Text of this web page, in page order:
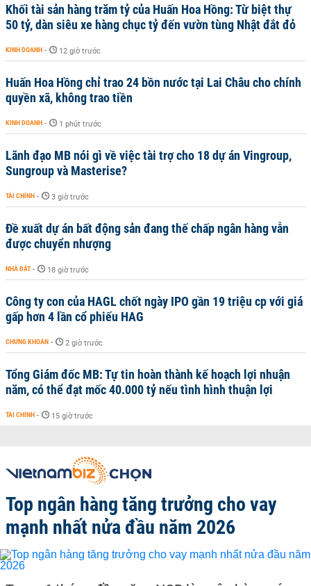
Khối tài sản hàng trăm tỷ của Huấn Hoa Hồng: Từ biệt thự
50 tỷ, dàn siêu xe hàng chục tỷ đến vườn tùng Nhật đắt đỏ
KINH DOANH - 12 giờ trước
Huấn Hoa Hồng chỉ trao 24 bồn nước tại Lai Châu cho chính
quyền xã, không trao tiền
KINH DOANH - 1 phút trước
Lãnh đạo MB nói gì về việc tài trợ cho 18 dự án Vingroup,
Sungroup và Masterise?
TÀI CHÍNH - 3 giờ trước
Đề xuất dự án bất động sản đang thế chấp ngân hàng vẫn
được chuyển nhượng
NHÀ ĐẤT - 18 giờ trước
Công ty con của HAGL chốt ngày IPO gần 19 triệu cp với giá
gấp hơn 4 lần cổ phiếu HAG
CHỨNG KHOÁN - 2 giờ trước
Tổng Giám đốc MB: Tự tin hoàn thành kế hoạch lợi nhuận
năm, có thể đạt mốc 40.000 tỷ nếu tình hình thuận lợi
TÀI CHÍNH - 15 giờ trước
Top ngân hàng tăng trưởng cho vay
mạnh nhất nửa đầu năm 2026